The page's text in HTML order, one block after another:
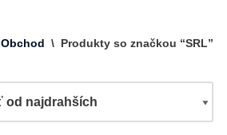
Obchod \ Produkty so značkou “SRL”